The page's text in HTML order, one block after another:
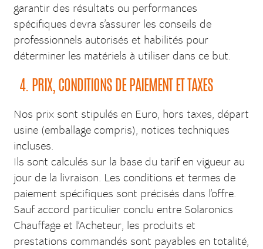
garantir des résultats ou performances
spécifiques devra s’assurer les conseils de
professionnels autorisés et habilités pour
déterminer les matériels à utiliser dans ce but.
4. PRIX, CONDITIONS DE PAIEMENT ET TAXES
Nos prix sont stipulés en Euro, hors taxes, départ
usine (emballage compris), notices techniques
incluses.
Ils sont calculés sur la base du tarif en vigueur au
jour de la livraison. Les conditions et termes de
paiement spécifiques sont précisés dans l’offre.
Sauf accord particulier conclu entre Solaronics
Chauffage et l’Acheteur, les produits et
prestations commandés sont payables en totalité,